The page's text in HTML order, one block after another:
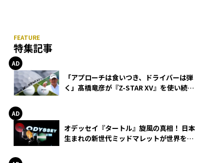
特集記事
「アプローチは食いつき、ドライバーは弾
く」髙橋竜彦が『Z-STAR XV』を使い続け
オデッセイ『タートル』旋風の真相！ 日本
生まれの新世代ミッドマレットが世界を席